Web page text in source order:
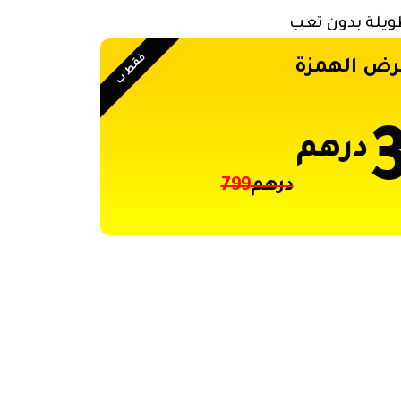
بدون تعب
الهمزة
درهم799
درهم
ف
قط ب